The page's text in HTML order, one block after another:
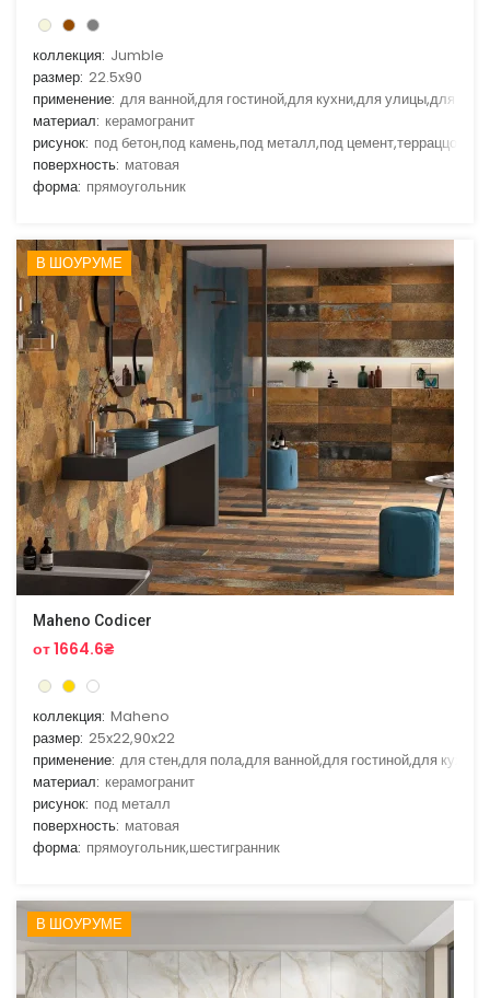
коллекция: Jumble
размер: 22.5x90
применение: для ванной,для гостиной,для кухни,для улицы,для
материал: керамогранит
рисунок: под бетон,под камень,под металл,под цемент,терраццо
поверхность: матовая
форма: прямоугольник
В ШОУРУМЕ
Maheno Codicer
от 1664.6₴
коллекция: Maheno
размер: 25x22,90x22
применение: для стен,для пола,для ванной,для гостиной,для кухни
материал: керамогранит
рисунок: под металл
поверхность: матовая
форма: прямоугольник,шестигранник
В ШОУРУМЕ